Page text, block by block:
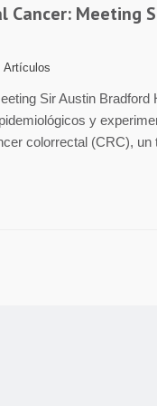
Meeting
Artículos
Sir Austin Bradford
y
colorrectal (CRC),